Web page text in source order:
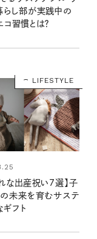
らし部が実践中の
習慣とは？
LIFESTYLE
れな出産祝い7選】子
の未来を育むサステ
フト